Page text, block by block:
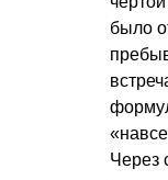
было
Через